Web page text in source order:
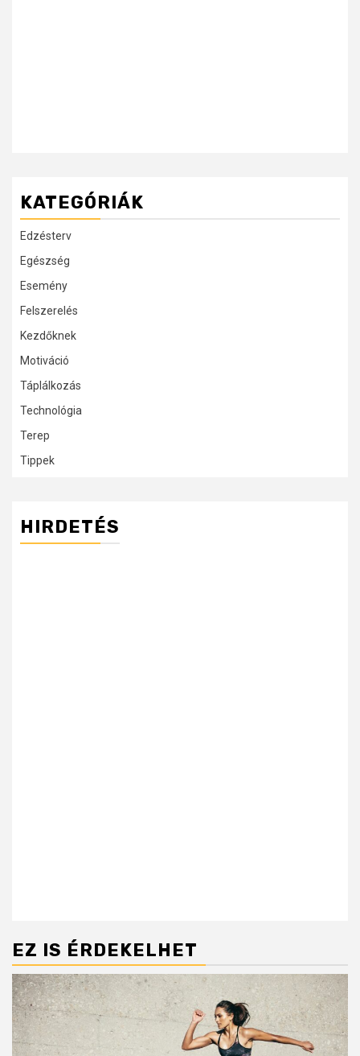
KATEGÓRIÁK
Edzésterv
Egészség
Esemény
Felszerelés
Kezdőknek
Motiváció
Táplálkozás
Technológia
Terep
Tippek
HIRDETÉS
EZ IS ÉRDEKELHET